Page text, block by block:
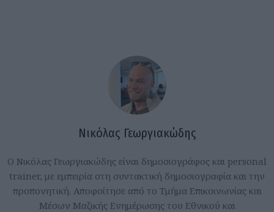
Νικόλας Γεωργιακώδης
Ο Νικόλας Γεωργιακώδης είναι δημοσιογράφος και personal
trainer, με εμπειρία στη συντακτική δημοσιογραφία και την
προπονητική. Αποφοίτησε από το Τμήμα Επικοινωνίας και
Μέσων Μαζικής Ενημέρωσης του Εθνικού και